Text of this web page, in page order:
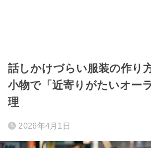
話しかけづらい服装の作り
小物で「近寄りがたいオー
理
2026年4月1日